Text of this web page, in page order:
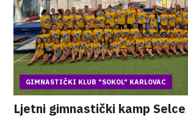
GIMNASTIČKI KLUB "SOKOL" KARLOVAC
Ljetni gimnastički kamp Selce